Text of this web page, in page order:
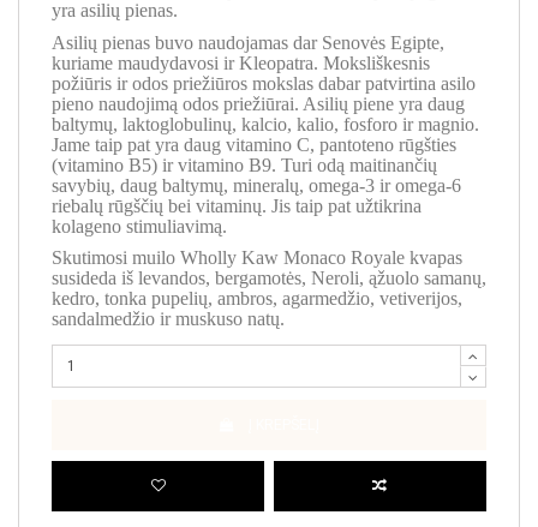
yra asilių pienas.
Asilių pienas buvo naudojamas dar Senovės Egipte,
kuriame maudydavosi ir Kleopatra. Moksliškesnis
požiūris ir odos priežiūros mokslas dabar patvirtina asilo
pieno naudojimą odos priežiūrai. Asilių piene yra daug
baltymų, laktoglobulinų, kalcio, kalio, fosforo ir magnio.
Jame taip pat yra daug vitamino C, pantoteno rūgšties
(vitamino B5) ir vitamino B9. Turi odą maitinančių
savybių, daug baltymų, mineralų, omega-3 ir omega-6
riebalų rūgščių bei vitaminų. Jis taip pat užtikrina
kolageno stimuliavimą.
Skutimosi muilo Wholly Kaw Monaco Royale kvapas
susideda iš levandos, bergamotės, Neroli, ąžuolo samanų,
kedro, tonka pupelių, ambros, agarmedžio, vetiverijos,
sandalmedžio ir muskuso natų.